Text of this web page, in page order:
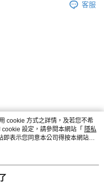
客服
cookie 方式之詳情，及若您不希
設定，請參閱本網站「 隱私
即表示您同意本公司得按本網站使